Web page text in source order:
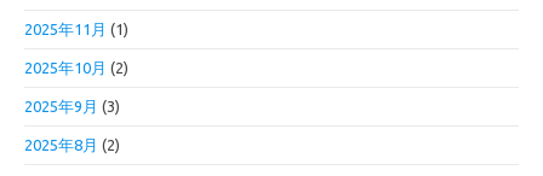
2025年11月 (1)
2025年10月 (2)
2025年9月 (3)
2025年8月 (2)